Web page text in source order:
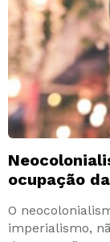
ocupação
O
imperialismo,